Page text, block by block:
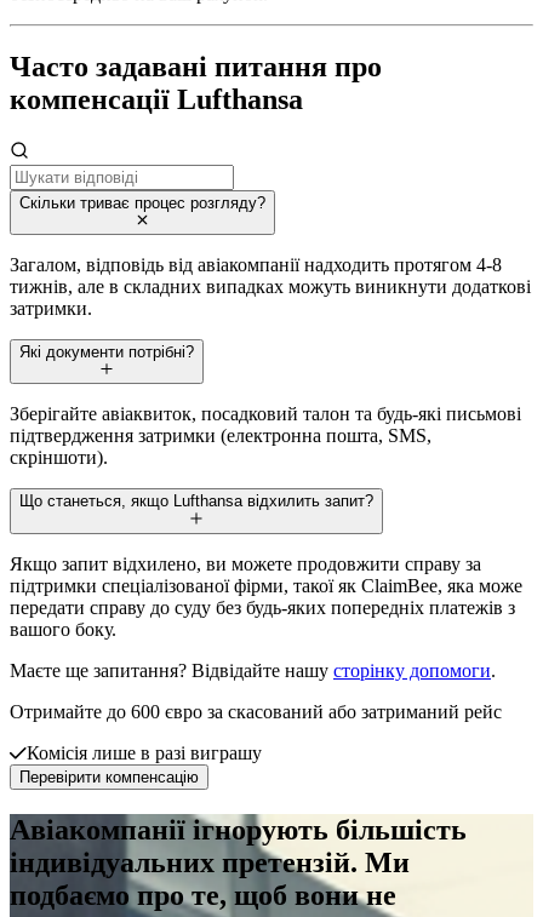
Часто задавані питання про
компенсації Lufthansa
Скільки триває процес розгляду?
Загалом, відповідь від авіакомпанії надходить протягом 4-8
тижнів, але в складних випадках можуть виникнути додаткові
затримки.
Які документи потрібні?
Зберігайте авіаквиток, посадковий талон та будь-які письмові
підтвердження затримки (електронна пошта, SMS,
скріншоти).
Що станеться, якщо Lufthansa відхилить запит?
Якщо запит відхилено, ви можете продовжити справу за
підтримки спеціалізованої фірми, такої як ClaimBee, яка може
передати справу до суду без будь-яких попередніх платежів з
вашого боку.
Маєте ще запитання? Відвідайте нашу сторінку допомоги.
Отримайте до 600 євро за скасований або затриманий рейс
Комісія лише в разі виграшу
Перевірити компенсацію
Авіакомпанії ігнорують більшість
індивідуальних претензій. Ми
подбаємо про те, щоб вони не